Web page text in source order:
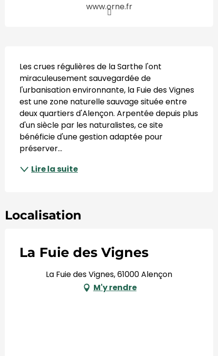
www.orne.fr
Les crues régulières de la Sarthe l'ont
miraculeusement sauvegardée de
l'urbanisation environnante, la Fuie des Vignes
est une zone naturelle sauvage située entre
deux quartiers d'Alençon. Arpentée depuis plus
d'un siècle par les naturalistes, ce site
bénéficie d'une gestion adaptée pour
préserver...
Lire la suite
Localisation
La Fuie des Vignes
La Fuie des Vignes, 61000 Alençon
M'y rendre